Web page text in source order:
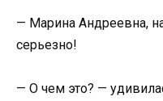
— Марина Андреевна,
серьезно!
— О чем это? —